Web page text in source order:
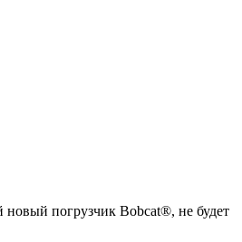
новый погрузчик Bobcat®, не будет